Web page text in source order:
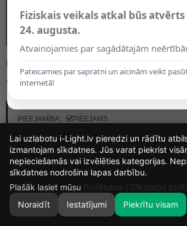
0
MODELIS:
48.00€
PIEEJAMĪBA:
PIEEJAMS
Fiziskais veikals atkal būs atvērts
24. augusta.
Atvainojamies par sagādātajām
Pateicamies par sapratni un aicinām veikt
internetā!
14
DIENAS
7
STUNDAS
46
MIN.
8
Lai uzlabotu i-Light.lv pieredzi un rādītu
izmantojam sīkdatnes. Jūs varat piekrist
nepieciešamās vai izvēlēties kategorijas.
sīkdatnes nodrošina lapas darbību.
Plašāk lasiet mūsu Privātuma / Sīkdatņu
Noraidīt
Iestatījumi Piekrītu visam